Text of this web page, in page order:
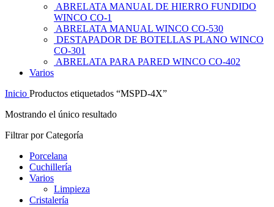
ABRELATA MANUAL DE HIERRO FUNDIDO
WINCO CO-1
ABRELATA MANUAL WINCO CO-530
DESTAPADOR DE BOTELLAS PLANO WINCO
CO-301
ABRELATA PARA PARED WINCO CO-402
Varios
Inicio Productos etiquetados “MSPD-4X”
Mostrando el único resultado
Filtrar por Categoría
Porcelana
Cuchillería
Varios
Limpieza
Cristalería